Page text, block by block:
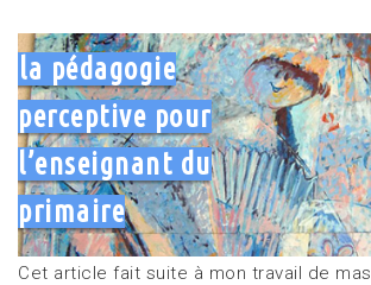
la pédagogie
perceptive pour
l’enseignant du
primaire
Cet article fait suite à mon travail de